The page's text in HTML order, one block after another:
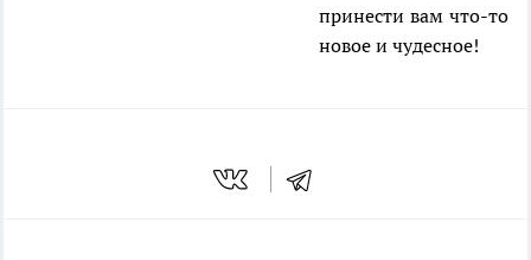
принести вам что-то
новое и чудесное!